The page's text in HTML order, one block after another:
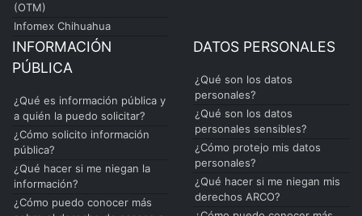
(OTM)
Infomex Chihuahua
INFORMACIÓN
PÚBLICA
¿Qué es información pública y
a quién la puedo solicitar?
¿Cómo solicito información
pública?
¿Qué hacer si me niegan la
información?
¿Cómo puedo conocer más
DATOS PERSONALES
¿Qué son los datos
personales?
¿Qué son los datos
personales sensibles?
¿Cómo protejo mis datos
personales?
¿Qué hacer si me niegan mis
derechos ARCO?